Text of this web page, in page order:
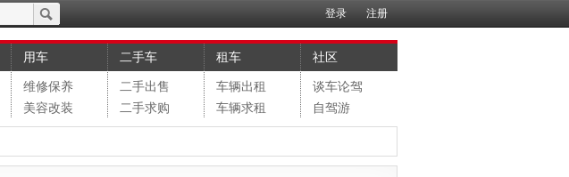
登录 注册
用车
维修保养
美容改装
二手车
二手出售
二手求购
租车
车辆出租
车辆求租
社区
谈车论驾
自驾游